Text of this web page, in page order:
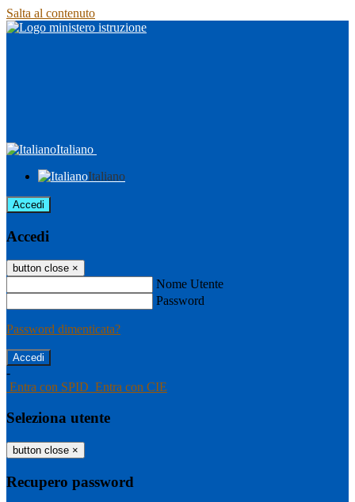
Salta al contenuto
Italiano
Italiano
Accedi
Accedi
button close ×
Nome Utente
Password
Password dimenticata?
-
Entra con SPID Entra con CIE
Seleziona utente
button close ×
Recupero password